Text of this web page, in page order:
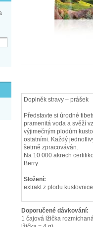
Doplněk stravy – prášek
Představte si úrodné
pramenitá voda a svěží
výjimečným plodům
ostatními. Každý
šetrně zpracováván.
Na 10 000 akrech
Berry.
Složení:
extrakt z plodu
Doporučené dávkování:
1 čajová lžička